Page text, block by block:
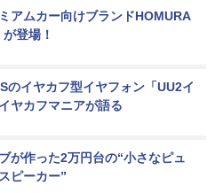
アムカー向けブランドHOMURA
登場！
のイヤカフ型イヤフォン「UU2イ
ヤカフマニアが語る
が作った2万円台の“小さなピュ
ピーカー”